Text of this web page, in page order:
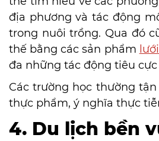
địa phương và tác động
trong nuôi trồng. Qua đó
thế bằng các sản phẩm
đa những tác động tiêu
Các trường học thường
thực phẩm, ý nghĩa thực
4. Du lịch bền